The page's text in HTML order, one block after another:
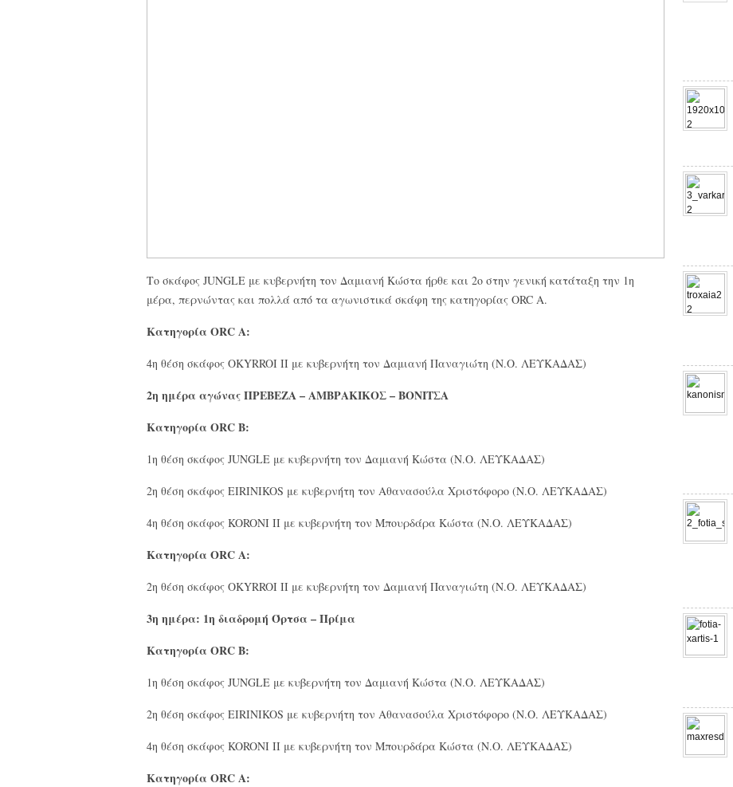
Το σκάφος JUNGLE με κυβερνήτη τον Δαμιανή Κώστα ήρθε και 2ο στην γενική κατάταξη την 1η
μέρα, περνώντας και πολλά από τα αγωνιστικά σκάφη της κατηγορίας ORC A.
Κατηγορία ORC A:
4η θέση σκάφος OKYRROI II με κυβερνήτη τον Δαμιανή Παναγιώτη (N.O. ΛΕΥΚΑΔΑΣ)
2η ημέρα αγώνας ΠΡΕΒΕΖΑ – ΑΜΒΡΑΚΙΚΟΣ – ΒΟΝΙΤΣΑ
Κατηγορία ORC B:
1η θέση σκάφος JUNGLE με κυβερνήτη τον Δαμιανή Κώστα (N.O. ΛΕΥΚΑΔΑΣ)
2η θέση σκάφος EIRINIKOS με κυβερνήτη τον Αθανασούλα Χριστόφορο (N.O. ΛΕΥΚΑΔΑΣ)
4η θέση σκάφος KORONI II με κυβερνήτη τον Μπουρδάρα Κώστα (N.O. ΛΕΥΚΑΔΑΣ)
Κατηγορία ORC A:
2η θέση σκάφος OKYRROI II με κυβερνήτη τον Δαμιανή Παναγιώτη (N.O. ΛΕΥΚΑΔΑΣ)
3η ημέρα: 1η διαδρομή Όρτσα – Πρίμα
Κατηγορία ORC B:
1η θέση σκάφος JUNGLE με κυβερνήτη τον Δαμιανή Κώστα (N.O. ΛΕΥΚΑΔΑΣ)
2η θέση σκάφος EIRINIKOS με κυβερνήτη τον Αθανασούλα Χριστόφορο (N.O. ΛΕΥΚΑΔΑΣ)
4η θέση σκάφος KORONI II με κυβερνήτη τον Μπουρδάρα Κώστα (N.O. ΛΕΥΚΑΔΑΣ)
Κατηγορία ORC A: